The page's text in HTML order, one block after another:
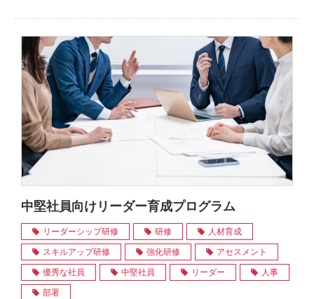
中堅社員向けリーダー育成プログラム
リーダーシップ研修 研修 人材育成
スキルアップ研修 強化研修 アセスメント
優秀な社員 中堅社員 リーダー 人事
部署